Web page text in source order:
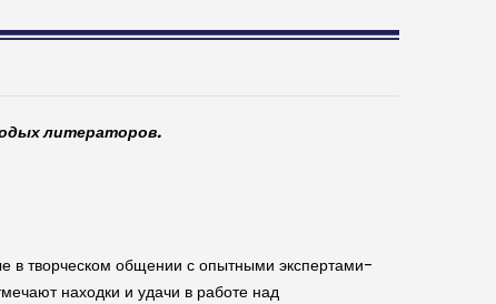
литераторов.
в творческом общении с опытными экспертами-
находки и удачи в работе над